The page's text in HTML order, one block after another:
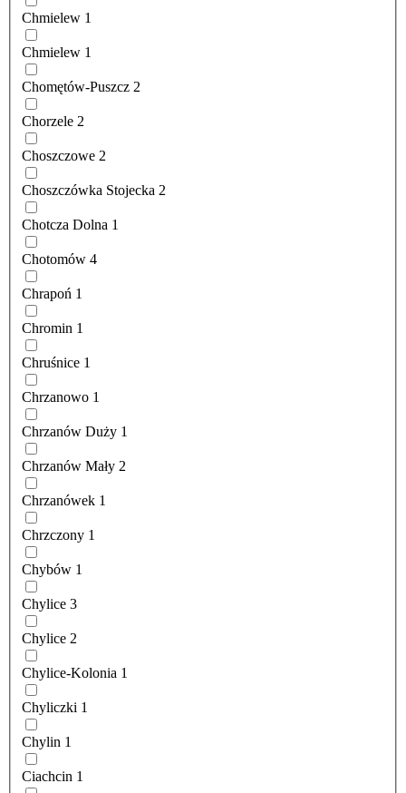
Chmielew 1
Chmielew 1
Chomętów-Puszcz 2
Chorzele 2
Choszczowe 2
Choszczówka Stojecka 2
Chotcza Dolna 1
Chotomów 4
Chrapoń 1
Chromin 1
Chruśnice 1
Chrzanowo 1
Chrzanów Duży 1
Chrzanów Mały 2
Chrzanówek 1
Chrzczony 1
Chybów 1
Chylice 3
Chylice 2
Chylice-Kolonia 1
Chyliczki 1
Chylin 1
Ciachcin 1